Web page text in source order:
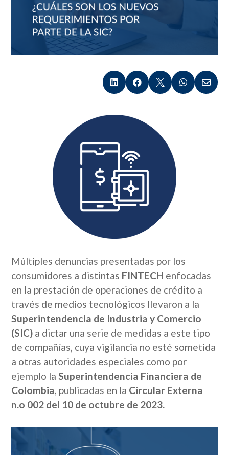
    
Múltiples denuncias presentadas por los
consumidores a distintas FINTECH enfocadas
en la prestación de operaciones de crédito a
través de medios tecnológicos llevaron a la
Superintendencia de Industria y Comercio
(SIC) a dictar una serie de medidas a este tipo
de compañías, cuya vigilancia no esté sometida
a otras autoridades especiales como por
ejemplo la Superintendencia Financiera de
Colombia , publicadas en la Circular Externa
n.o 002 del 10 de octubre de 2023.